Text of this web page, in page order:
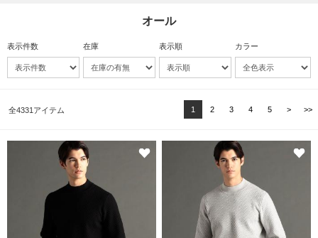
オール
表示件数 在庫 表示順 カラー
全4331アイテム 1 2 3 4 5 > >>